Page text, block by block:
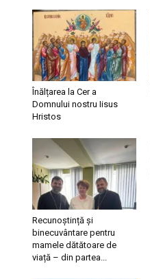
Înălțarea la Cer a
Domnului nostru Iisus
Hristos
Recunoștință și
binecuvântare pentru
mamele dătătoare de
viață – din partea...